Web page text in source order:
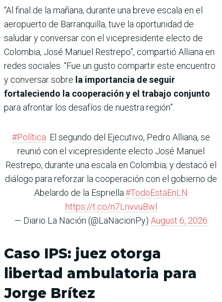
“Al final de la mañana, durante una breve escala en el
aeropuerto de Barranquilla, tuve la oportunidad de
saludar y conversar con el vicepresidente electo de
Colombia, José Manuel Restrepo”, compartió Alliana en
redes sociales. “Fue un gusto compartir este encuentro
y conversar sobre la importancia de seguir
fortaleciendo la cooperación y el trabajo conjunto
para afrontar los desafíos de nuestra región”.
#Política . El segundo del Ejecutivo, Pedro Alliana, se
reunió con el vicepresidente electo José Manuel
Restrepo, durante una escala en Colombia; y destacó el
diálogo para reforzar la cooperación con el gobierno de
Abelardo de la Espriella.#TodoEstáEnLN
https://t.co/n7LnvvuBwl
— Diario La Nación (@LaNacionPy) August 6, 2026
Caso IPS: juez otorga
libertad ambulatoria para
Jorge Brítez